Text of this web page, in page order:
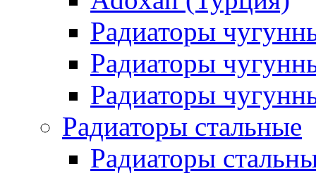
Радиаторы
Радиаторы
Радиаторы
Радиаторы стальные
Радиаторы